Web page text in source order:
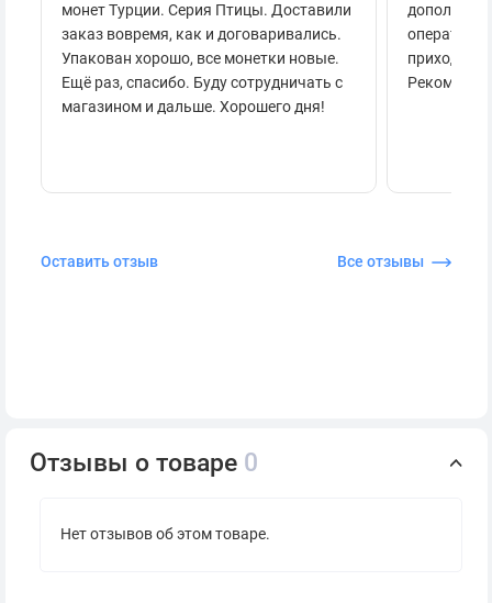
монет Турции. Серия Птицы. Доставили
заказ вовремя, как и договаривались.
Упакован хорошо, все монетки новые.
Ещё раз, спасибо. Буду сотрудничать с
магазином и дальше. Хорошего дня!
приходило
Оставить отзыв Все отзывы
Отзывы о товаре 0
Нет отзывов об этом товаре.